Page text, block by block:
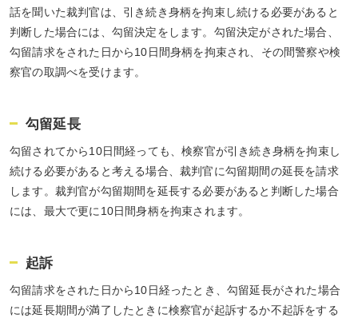
話を聞いた裁判官は、引き続き身柄を拘束し続ける必要があると
判断した場合には、勾留決定をします。勾留決定がされた場合、
勾留請求をされた日から10日間身柄を拘束され、その間警察や検
察官の取調べを受けます。
勾留延長
勾留されてから10日間経っても、検察官が引き続き身柄を拘束し
続ける必要があると考える場合、裁判官に勾留期間の延長を請求
します。裁判官が勾留期間を延長する必要があると判断した場合
には、最大で更に10日間身柄を拘束されます。
起訴
勾留請求をされた日から10日経ったとき、勾留延長がされた場合
には延長期間が満了したときに検察官が起訴するか不起訴をする